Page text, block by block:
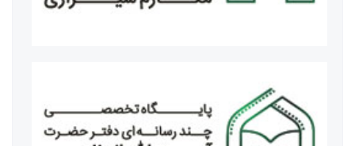
مسؤولان برگزاری کنگره بین المللی میرزای نائینی